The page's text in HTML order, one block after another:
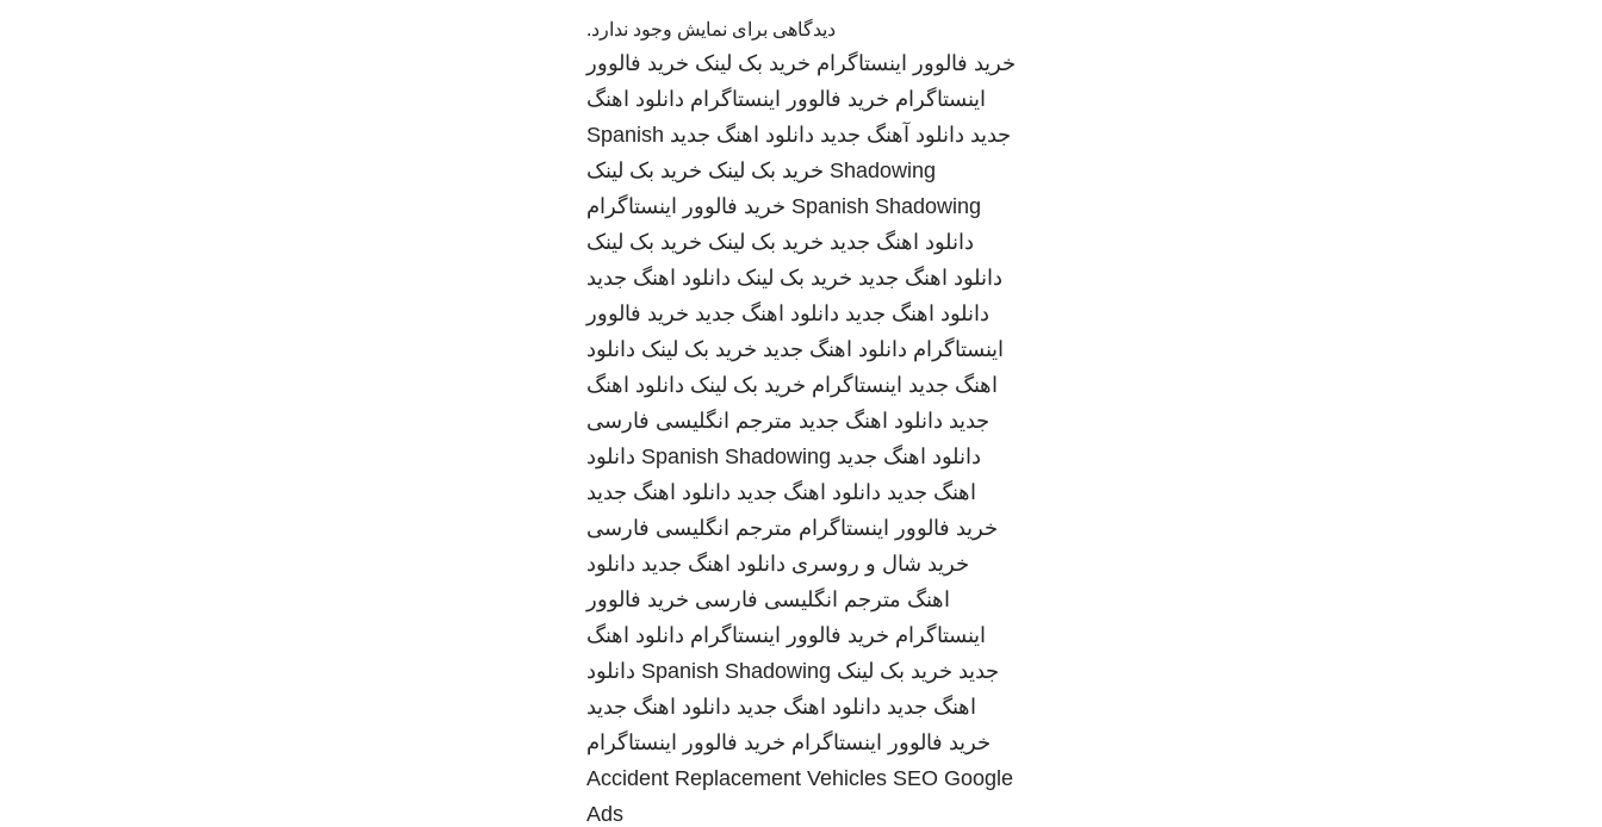
دیدگاهی برای نمایش وجود ندارد.
خرید فالوور اینستاگرام خرید بک لینک خرید فالوور
اینستاگرام خرید فالوور اینستاگرام دانلود اهنگ
جدید دانلود آهنگ جدید دانلود اهنگ جدید Spanish
Shadowing خرید بک لینک خرید بک لینک
Spanish Shadowing خرید فالوور اینستاگرام
دانلود اهنگ جدید خرید بک لینک خرید بک لینک
دانلود اهنگ جدید خرید بک لینک دانلود اهنگ جدید
دانلود اهنگ جدید دانلود اهنگ جدید خرید فالوور
اینستاگرام دانلود اهنگ جدید خرید بک لینک دانلود
اهنگ جدید اینستاگرام خرید بک لینک دانلود اهنگ
جدید دانلود اهنگ جدید مترجم انگلیسی فارسی
دانلود اهنگ جدید Spanish Shadowing دانلود
اهنگ جدید دانلود اهنگ جدید دانلود اهنگ جدید
خرید فالوور اینستاگرام مترجم انگلیسی فارسی
خرید شال و روسری دانلود اهنگ جدید دانلود
اهنگ مترجم انگلیسی فارسی خرید فالوور
اینستاگرام خرید فالوور اینستاگرام دانلود اهنگ
جدید خرید بک لینک Spanish Shadowing دانلود
اهنگ جدید دانلود اهنگ جدید دانلود اهنگ جدید
خرید فالوور اینستاگرام خرید فالوور اینستاگرام
Accident Replacement Vehicles SEO Google
Ads